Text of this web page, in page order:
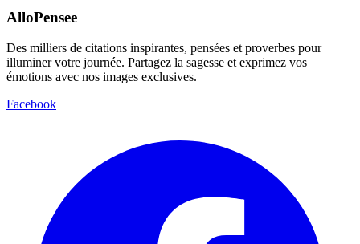
AlloPensee
Des milliers de citations inspirantes, pensées et proverbes pour
illuminer votre journée. Partagez la sagesse et exprimez vos
émotions avec nos images exclusives.
Facebook